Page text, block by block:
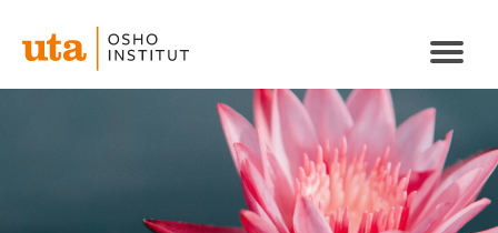
zum
Inhalt